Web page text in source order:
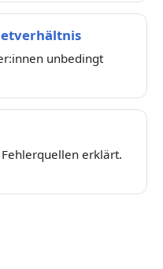
unbedingt
erklärt.